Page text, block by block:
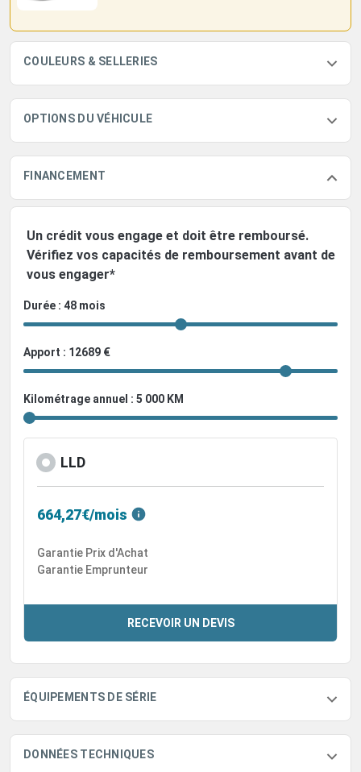
COULEURS & SELLERIES
OPTIONS DU VÉHICULE
FINANCEMENT
Un crédit vous engage et doit être remboursé.
Vérifiez vos capacités de remboursement avant de
vous engager*
Durée : 48 mois
Apport : 12689 €
Kilométrage annuel : 5 000 KM
LLD
664,27€/mois
Garantie Prix d'Achat
Garantie Emprunteur
RECEVOIR UN DEVIS
ÉQUIPEMENTS DE SÉRIE
DONNÉES TECHNIQUES